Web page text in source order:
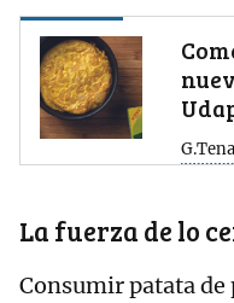
La fuerza de lo
Consumir patata